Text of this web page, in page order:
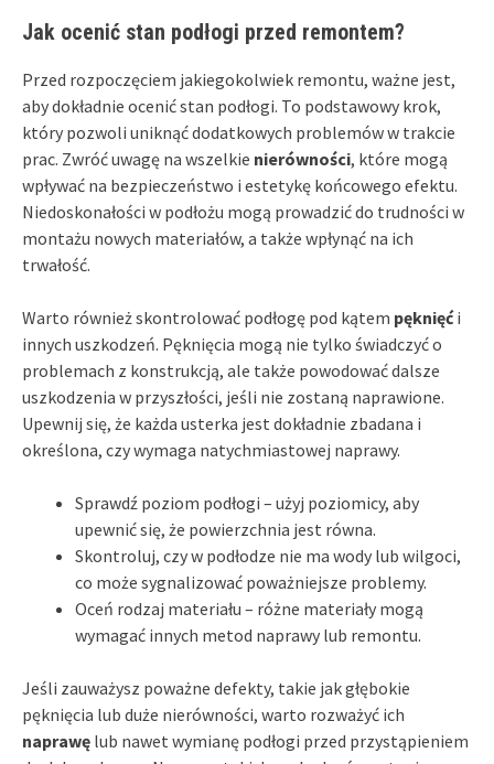
Jak ocenić stan podłogi przed remontem?
Przed rozpoczęciem jakiegokolwiek remontu, ważne jest,
aby dokładnie ocenić stan podłogi. To podstawowy krok,
który pozwoli uniknąć dodatkowych problemów w trakcie
prac. Zwróć uwagę na wszelkie nierówności, które mogą
wpływać na bezpieczeństwo i estetykę końcowego efektu.
Niedoskonałości w podłożu mogą prowadzić do trudności w
montażu nowych materiałów, a także wpłynąć na ich
trwałość.
Warto również skontrolować podłogę pod kątem pęknięći
innych uszkodzeń. Pęknięcia mogą nie tylko świadczyć o
problemach z konstrukcją, ale także powodować dalsze
uszkodzenia w przyszłości, jeśli nie zostaną naprawione.
Upewnij się, że każda usterka jest dokładnie zbadana i
określona, czy wymaga natychmiastowej naprawy.
Sprawdź poziom podłogi – użyj poziomicy, aby
upewnić się, że powierzchnia jest równa.
Skontroluj, czy w podłodze nie ma wody lub wilgoci,
co może sygnalizować poważniejsze problemy.
Oceń rodzaj materiału – różne materiały mogą
wymagać innych metod naprawy lub remontu.
Jeśli zauważysz poważne defekty, takie jak głębokie
pęknięcia lub duże nierówności, warto rozważyć ich
naprawę lub nawet wymianę podłogi przed przystąpieniem